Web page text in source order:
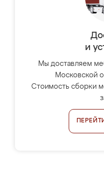
и
Мы доставляем
Московской
Стоимость сборки